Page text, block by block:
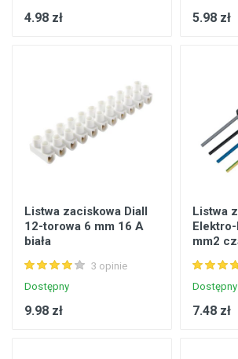
4.98 zł 5.98 zł
Listwa zaciskowa Diall
12-torowa 6 mm 16 A
biała
3 opinie
Dostępny
9.98 zł
Listwa
mm2
Dostępny
7.48 zł